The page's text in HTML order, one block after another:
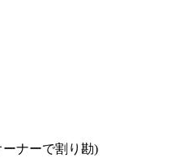
ナーで割り勘)